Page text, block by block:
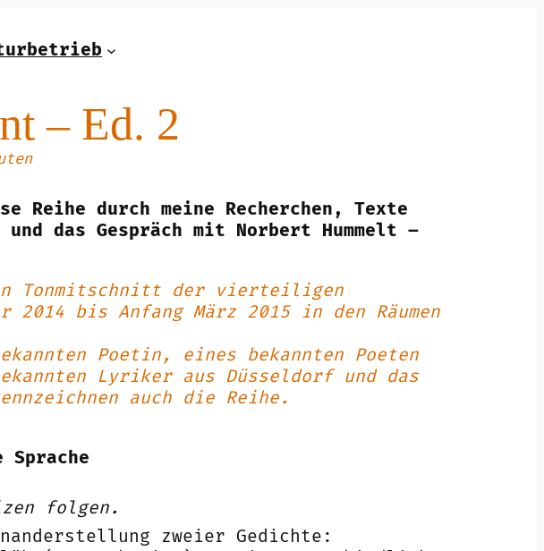
– Ed. 2
Reihe durch meine Recherchen, Texte
das Gespräch mit Norbert Hummelt –
Tonmitschnitt der vierteiligen
2014 bis Anfang März 2015 in den Räumen
Poetin, eines bekannten Poeten
Lyriker aus Düsseldorf und das
auch die Reihe.
folgen.
zweier Gedichte: